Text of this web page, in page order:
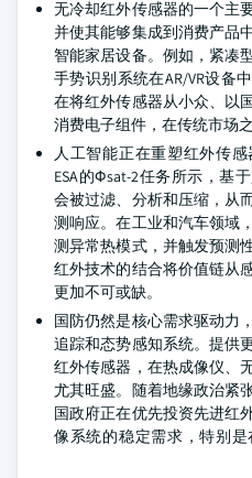
无冷却红外传感器的一个主
并使其能够集成到消费产品
智能家居设备。例如，紧凑
手势识别系统在AR/VR设备
在将红外传感器从小众、以
消费电子组件，在传统市场
人工智能正在重塑红外传
ESA的Φsat-2任务所示，基
会被过滤、分析和压缩，从
测响应。在工业和汽车领域
测异常热模式，并触发预测
红外技术的结合将价值链从
更加不可或缺。
国防仍然是核心需求驱动力
追踪和态势感知系统。提供
红外传感器，在热成像仪、
尤其旺盛。随着地缘政治紧
国政府正在优先投资先进红
像系统的稳定需求，特别是